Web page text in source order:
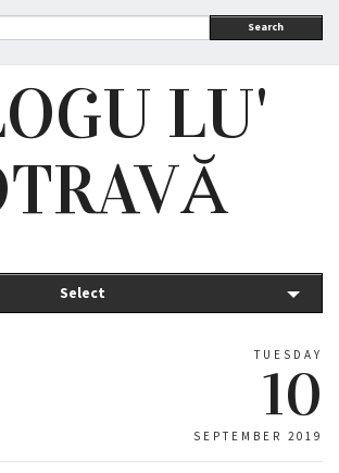
Search
LU'
Select
TUESDAY
10
SEPTEMBER 2019